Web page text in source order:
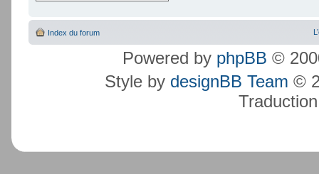
Index du forum
Powered by phpBB ©
Style by designBB Team ©